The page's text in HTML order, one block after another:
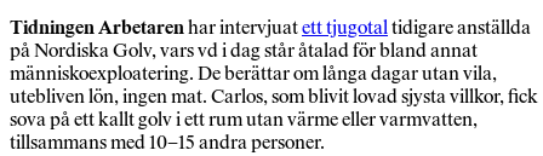
Tidningen Arbetarenhar intervjuatett tjugotaltidigare anställda
på Nordiska Golv, vars vd i dag står åtalad för bland annat
människoexploatering. De berättar om långa dagar utan vila,
utebliven lön, ingen mat. Carlos, som blivit lovad sjysta villkor, fick
sova på ett kallt golv i ett rum utan värme eller varmvatten,
tillsammans med 10–15 andra personer.